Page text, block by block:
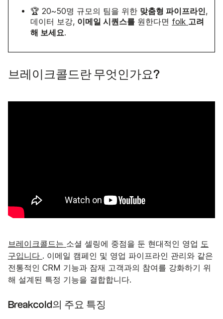
🏆 20~50명 규모의 팀을 위한 맞춤형 파이프라인,
데이터 보강, 이메일 시퀀스를 원한다면 folk 고려
해 보세요.
브레이크콜드란 무엇인가요?
브레이크콜드는 소셜 셀링에 중점을 둔 현대적인 영업 도
구입니다 . 이메일 캠페인 및 영업 파이프라인 관리와 같은
전통적인 CRM 기능과 잠재 고객과의 참여를 강화하기 위
해 설계된 특정 기능을 결합합니다.
Breakcold의 주요 특징